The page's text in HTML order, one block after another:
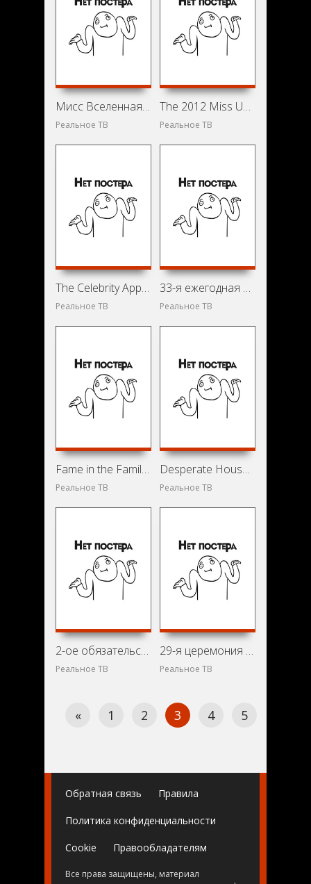
Мисс Вселенная 2012 (2012)
Реальное ТВ
The 2012 Miss USA Pageant (2012)
Реальное ТВ
The Celebrity Apprentice Live Finale (2012)
Реальное ТВ
33-я ежегодная церемония вручения премии Japan Academy Awards (2010)
Реальное ТВ
Fame in the Family (2013)
Реальное ТВ
Desperate Housewives Special: All the Juicy Details (2006)
Реальное ТВ
2-ое обязательство перед жизнью. Проект в пользу больных синдромом приобретённого иммунодефицита (1986)
Реальное ТВ
29-я церемония вручения премии «Золотой глобус» (1972)
Реальное ТВ
« 1 2 3 4 5
Обратная связь Правила
Политика конфиденциальности
Cookie Правообладателям
Все права защищены, материал